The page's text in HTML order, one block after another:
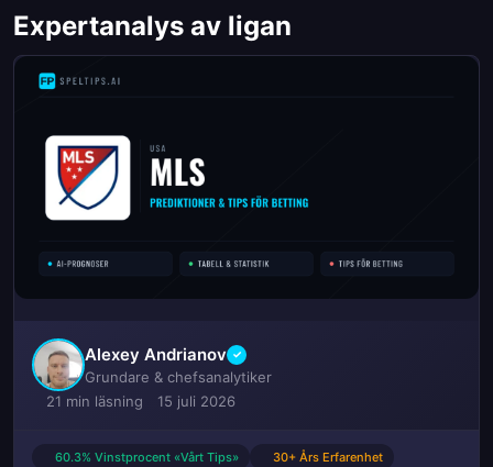
Expertanalys av ligan
Alexey Andrianov ✓
Grundare & chefsanalytiker
21 min läsning
15 juli 2026
60.3% Vinstprocent «Vårt Tips»
30+ Års Erfarenhet